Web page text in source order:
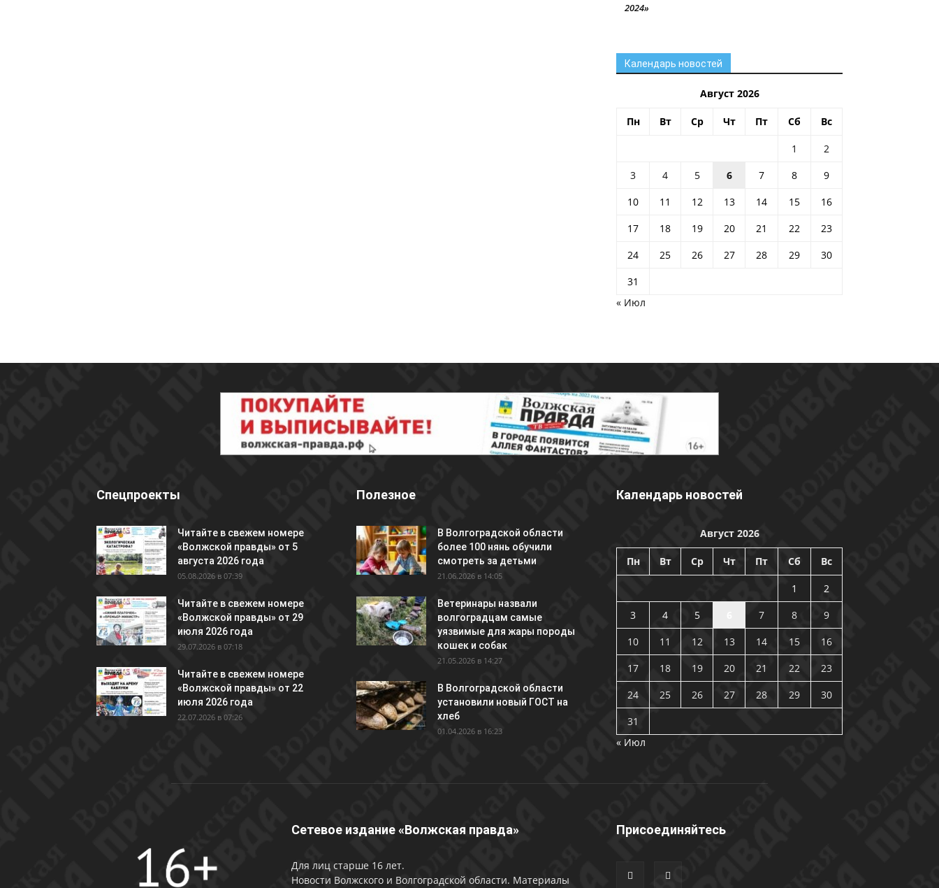
2024»
Календарь новостей
Август 2026
Пн Вт Ср Чт Пт Сб Вс
1
2
3
4 5 6 7 8
9
10
11 12 13 14 15
16
17
18 19 20 21 22
23
24
25 26 27 28 29
30
31
« Июл
Спецпроекты
Читайте в свежем номере
«Волжской правды» от 5
августа 2026 года
05.08.2026 в 07:39
Читайте в свежем номере
«Волжской правды» от 29
июля 2026 года
29.07.2026 в 07:18
Читайте в свежем номере
«Волжской правды» от 22
июля 2026 года
22.07.2026 в 07:26
Полезное
В Волгоградской области
более 100 нянь обучили
смотреть за детьми
21.06.2026 в 14:05
Ветеринары назвали
волгоградцам самые
уязвимые для жары породы
кошек и собак
21.05.2026 в 14:27
В Волгоградской области
установили новый ГОСТ на
хлеб
01.04.2026 в 16:23
Календарь новостей
Август 2026
Пн Вт Ср Чт Пт Сб Вс
1
2
3
4 5 7 8
9
10
11 12 13 14 15
16
17
18 19 20 21 22
23
24
25 26 27 28 29
30
31
« Июл
Сетевое издание «Волжская правда»
Для лиц старше 16 лет.
Новости Волжского и Волгоградской области. Материалы
Присоединяйтесь